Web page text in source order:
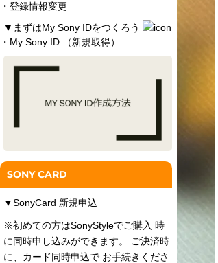
・登録情報変更
▼ まずはMy Sony IDをつくろう
・My Sony ID （新規取得）
SONY CARD
▼SonyCard 新規申込
※初めての方はSonyStyleでご購入 時
に同時申し込みができます。 ご決済時
に、カード同時申込で お手続きくださ